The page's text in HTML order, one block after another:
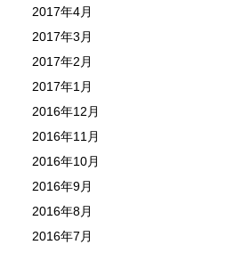
2017年4月
2017年3月
2017年2月
2017年1月
2016年12月
2016年11月
2016年10月
2016年9月
2016年8月
2016年7月